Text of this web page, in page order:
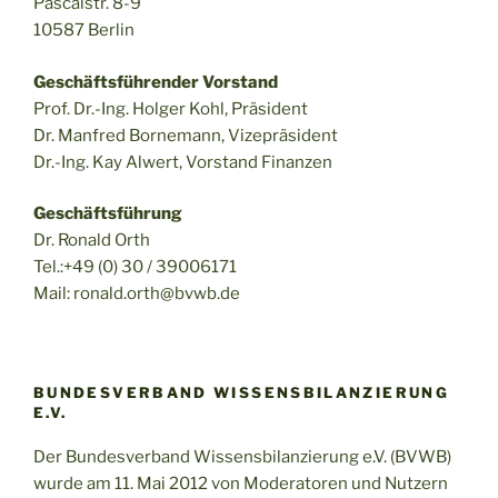
10587 Berlin
Geschäftsführender Vorstand
Prof. Dr.-Ing. Holger Kohl, Präsident
Dr. Manfred Bornemann, Vizepräsident
Dr.-Ing. Kay Alwert, Vorstand Finanzen
Geschäftsführung
Dr. Ronald Orth
Tel.:+49 (0) 30 / 39006171
Mail: ronald.orth@bvwb.de
BUNDESVERBAND WISSENSBILANZIERUNG
E.V.
Der Bundesverband Wissensbilanzierung e.V. (BVWB)
wurde am 11. Mai 2012 von Moderatoren und Nutzern